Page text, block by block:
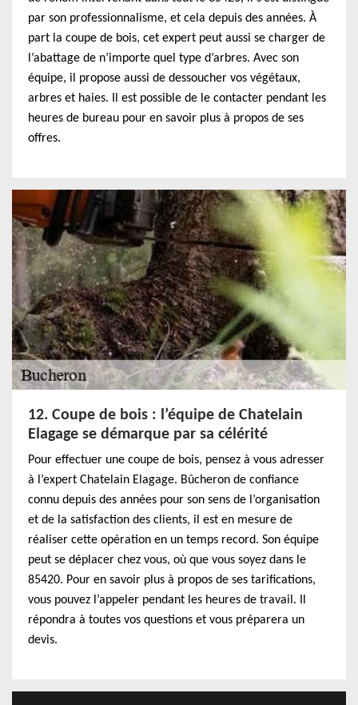
par son professionnalisme, et cela depuis des années. À
part la coupe de bois, cet expert peut aussi se charger de
l’abattage de n’importe quel type d’arbres. Avec son
équipe, il propose aussi de dessoucher vos végétaux,
arbres et haies. Il est possible de le contacter pendant les
heures de bureau pour en savoir plus à propos de ses
offres.
12. Coupe de bois : l’équipe de Chatelain
Elagage se démarque par sa célérité
Pour effectuer une coupe de bois, pensez à vous adresser
à l’expert Chatelain Elagage. Bûcheron de confiance
connu depuis des années pour son sens de l’organisation
et de la satisfaction des clients, il est en mesure de
réaliser cette opération en un temps record. Son équipe
peut se déplacer chez vous, où que vous soyez dans le
85420. Pour en savoir plus à propos de ses tarifications,
vous pouvez l’appeler pendant les heures de travail. Il
répondra à toutes vos questions et vous préparera un
devis.